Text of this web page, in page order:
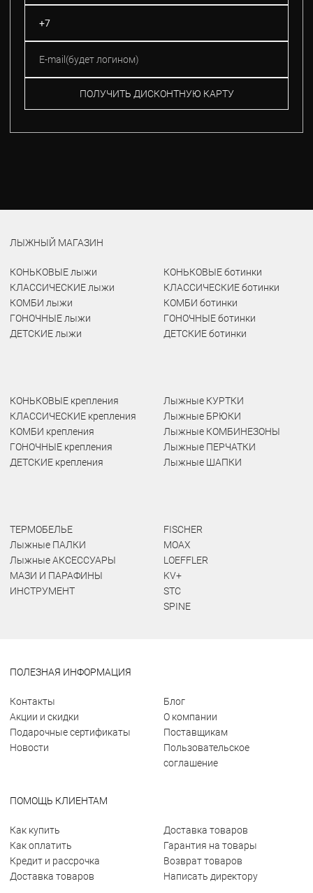
ПОЛУЧИТЬ ДИСКОНТНУЮ КАРТУ
ЛЫЖНЫЙ МАГАЗИН
КОНЬКОВЫЕ лыжи
КЛАССИЧЕСКИЕ лыжи
КОМБИ лыжи
ГОНОЧНЫЕ лыжи
ДЕТСКИЕ лыжи
КОНЬКОВЫЕ ботинки
КЛАССИЧЕСКИЕ ботинки
КОМБИ ботинки
ГОНОЧНЫЕ ботинки
ДЕТСКИЕ ботинки
КОНЬКОВЫЕ крепления
КЛАССИЧЕСКИЕ крепления
КОМБИ крепления
ГОНОЧНЫЕ крепления
ДЕТСКИЕ крепления
Лыжные КУРТКИ
Лыжные БРЮКИ
Лыжные КОМБИНЕЗОНЫ
Лыжные ПЕРЧАТКИ
Лыжные ШАПКИ
ТЕРМОБЕЛЬЕ
Лыжные ПАЛКИ
Лыжные АКСЕССУАРЫ
МАЗИ И ПАРАФИНЫ
ИНСТРУМЕНТ
FISCHER
MOAX
LOEFFLER
KV+
STC
SPINE
ПОЛЕЗНАЯ ИНФОРМАЦИЯ
Контакты
Акции и скидки
Подарочные сертификаты
Новости
Блог
О компании
Поставщикам
Пользовательское
соглашение
ПОМОЩЬ КЛИЕНТАМ
Как купить
Как оплатить
Кредит и рассрочка
Доставка товаров
Доставка товаров
Гарантия на товары
Возврат товаров
Написать директору